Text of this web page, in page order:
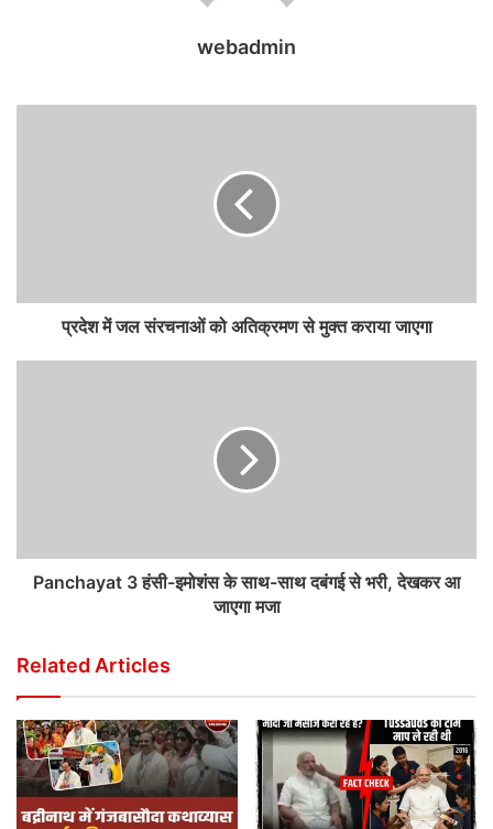
webadmin
प्रदेश में जल संरचनाओं को अतिक्रमण से मुक्त कराया जाएगा
Panchayat 3 हंसी-इमोशंस के साथ-साथ दबंगई से भरी, देखकर आ
जाएगा मजा
Related Articles